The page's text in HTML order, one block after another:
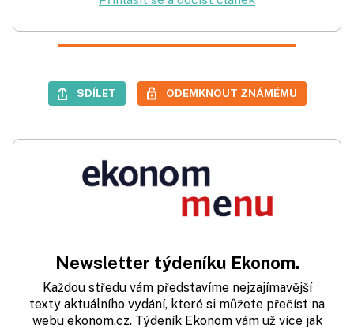
SDÍLET ODEMKNOUT ZNÁMÉMU
Newsletter týdeníku Ekonom.
Každou středu vám představíme nejzajímavější
texty aktuálního vydání, které si můžete přečíst na
webu ekonom.cz. Týdeník Ekonom vám už více jak